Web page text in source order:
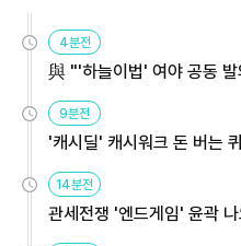
4분전
與 "'하늘이법' 여야 공동
9분전
'캐시딜' 캐시워크 돈 버는
14분전
관세전쟁 '엔드게임' 윤곽